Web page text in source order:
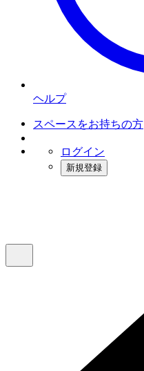
ヘルプ
スペースをお持ちの方
ログイン
新規登録